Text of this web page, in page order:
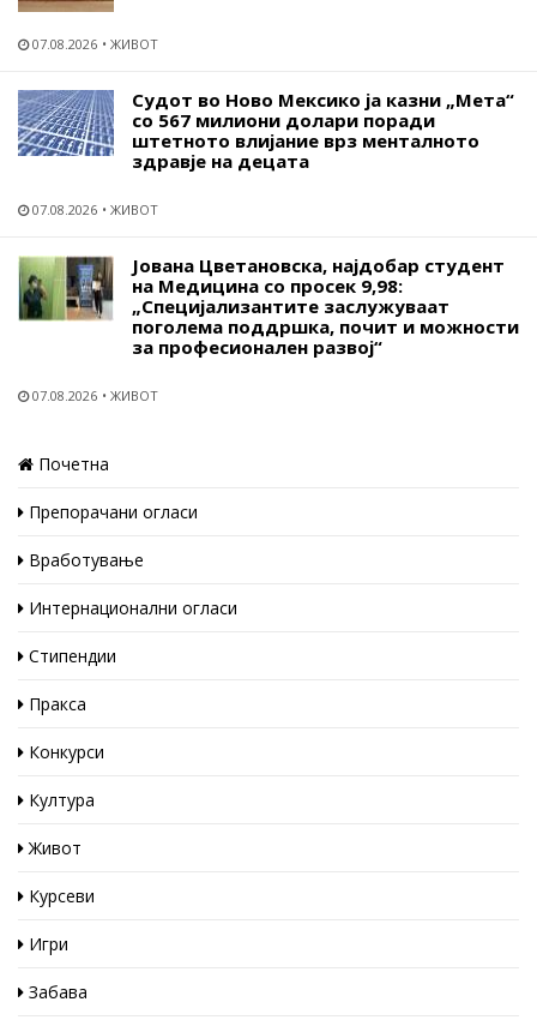
07.08.2026 ЖИВОТ
Судот во Ново Мексико ја казни „Мета“
со 567 милиони долари поради
штетното влијание врз менталното
здравје на децата
07.08.2026 ЖИВОТ
Јована Цветановска, најдобар студент
на Медицина со просек 9,98:
„Специјализантите заслужуваат
поголема поддршка, почит и можности
за професионален развој“
07.08.2026 ЖИВОТ
Почетна
Препорачани огласи
Вработување
Интернационални огласи
Стипендии
Пракса
Конкурси
Култура
Живот
Курсеви
Игри
Забава